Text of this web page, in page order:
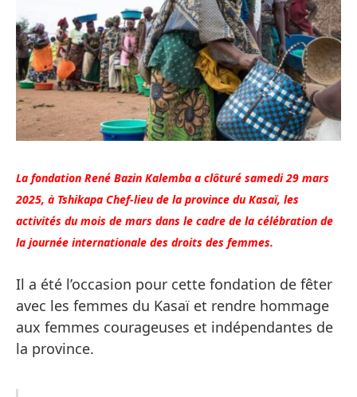
La fondation René Bazin Kalemba a clôturé samedi 29 mars
2025, à Tshikapa Chef-lieu de la province du Kasaï, les
activités du mois de mars dans le cadre de la célébration de
la journée internationale des droits des femmes.
Il a été l’occasion pour cette fondation de fêter
avec les femmes du Kasaï et rendre hommage
aux femmes courageuses et indépendantes de
la province.